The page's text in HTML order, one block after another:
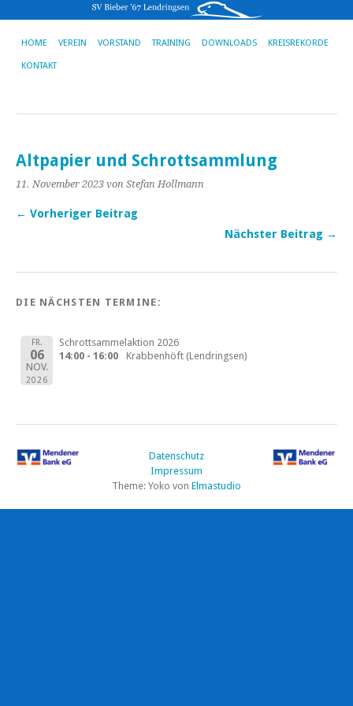
HOME VEREIN VORSTAND TRAINING DOWNLOADS KREISREKORDE
KONTAKT
Altpapier und Schrottsammlung
11. November 2023 von Stefan Hollmann
← Vorheriger Beitrag
Nächster Beitrag →
DIE NÄCHSTEN TERMINE:
FR.
06
NOV.
2026
Schrottsammelaktion 2026
14:00 - 16:00
Krabbenhöft (Lendringsen)
Datenschutz
Impressum
Theme: Yoko von Elmastudio